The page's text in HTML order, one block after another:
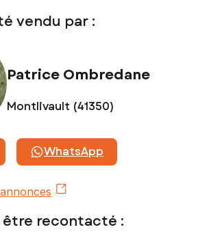
vendu par :
Patrice Ombredane
Montlivault (41350)
WhatsApp
être recontacté :